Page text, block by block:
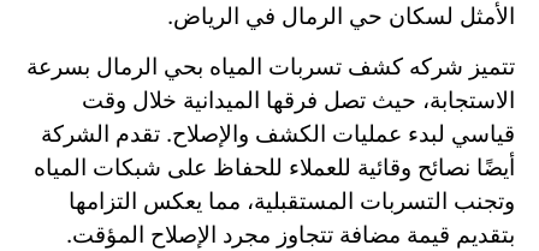
الأمثل لسكان حي الرمال في الرياض.
تتميز شركه كشف تسربات المياه بحي الرمال بسرعة
الاستجابة، حيث تصل فرقها الميدانية خلال وقت
قياسي لبدء عمليات الكشف والإصلاح. تقدم الشركة
أيضًا نصائح وقائية للعملاء للحفاظ على شبكات المياه
وتجنب التسربات المستقبلية، مما يعكس التزامها
بتقديم قيمة مضافة تتجاوز مجرد الإصلاح المؤقت.